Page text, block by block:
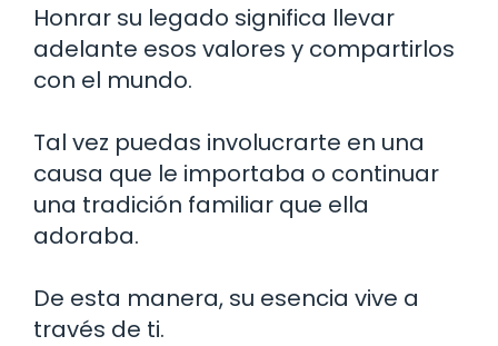
Honrar su legado significa llevar
adelante esos valores y compartirlos
con el mundo.
Tal vez puedas involucrarte en una
causa que le importaba o continuar
una tradición familiar que ella
adoraba.
De esta manera, su esencia vive a
través de ti.